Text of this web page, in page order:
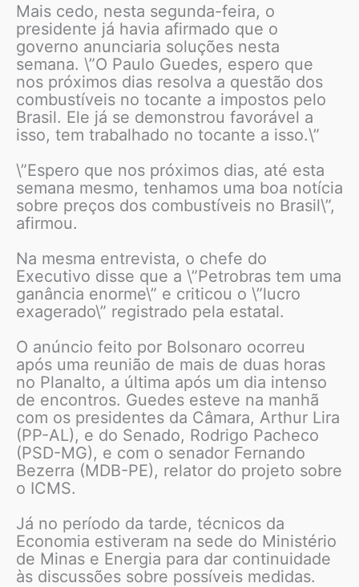
Mais cedo, nesta segunda-feira, o
presidente já havia afirmado que o
governo anunciaria soluções nesta
semana. \”O Paulo Guedes, espero que
nos próximos dias resolva a questão dos
combustíveis no tocante a impostos pelo
Brasil. Ele já se demonstrou favorável a
isso, tem trabalhado no tocante a isso.\”
\”Espero que nos próximos dias, até esta
semana mesmo, tenhamos uma boa notícia
sobre preços dos combustíveis no Brasil\”,
afirmou.
Na mesma entrevista, o chefe do
Executivo disse que a \”Petrobras tem uma
ganância enorme\” e criticou o \”lucro
exagerado\” registrado pela estatal.
O anúncio feito por Bolsonaro ocorreu
após uma reunião de mais de duas horas
no Planalto, a última após um dia intenso
de encontros. Guedes esteve na manhã
com os presidentes da Câmara, Arthur Lira
(PP-AL), e do Senado, Rodrigo Pacheco
(PSD-MG), e com o senador Fernando
Bezerra (MDB-PE), relator do projeto sobre
o ICMS.
Já no período da tarde, técnicos da
Economia estiveram na sede do Ministério
de Minas e Energia para dar continuidade
às discussões sobre possíveis medidas.